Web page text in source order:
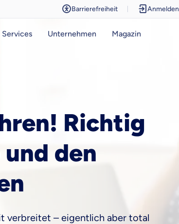
Barrierefreiheit Anmelden
Services Unternehmen Magazin
Richtig
den
verbreitet – eigentlich aber total